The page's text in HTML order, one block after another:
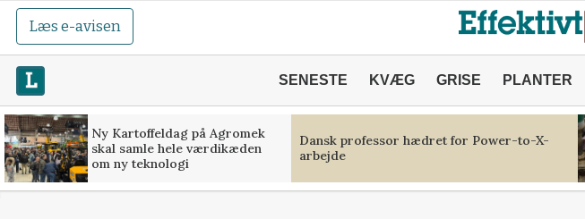
Læs e-avisen
SENESTE KVÆG GRISE PLANTER
Ny Kartoffeldag på Agromek
skal samle hele værdikæden
om ny teknologi
Dansk professor hædret for Power-to-X-
arbejde